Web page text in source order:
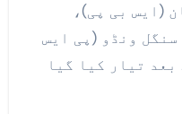
(ایس بی پی)،
ونڈو (پی ایس
تیار کیا گیا